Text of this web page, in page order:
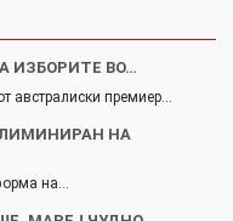
ИЗБОРИТЕ ВО…
австралиски премиер…
НА
на…